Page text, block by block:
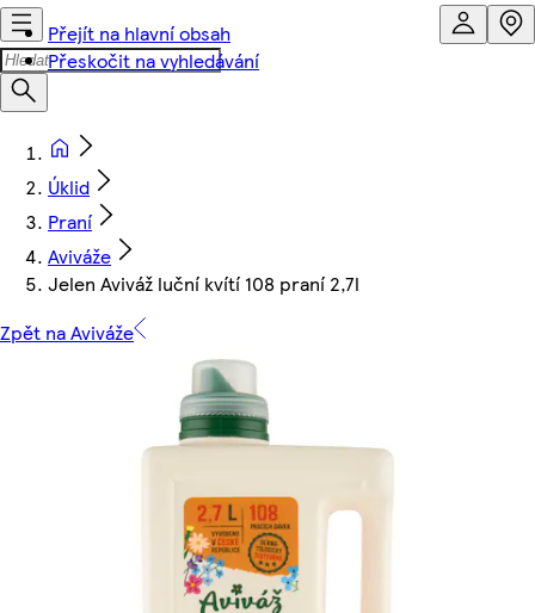
Přejít na hlavní obsah
Přeskočit na vyhledávání
Úklid
Praní
Aviváže
Jelen Aviváž luční kvítí 108 praní 2,7l
Zpět na Aviváže